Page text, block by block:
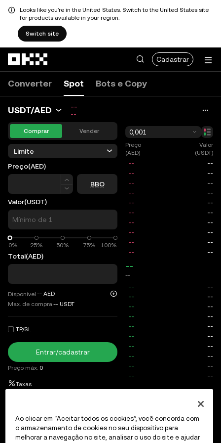
Looks like you're in the United States. Switch to the United States site
for products available in your region.
Switch site
Cadastrar
Converter Spot Bots e Copy
USDT/AED --
--
Comprar Vender
Limite
Preço(AED)
Preço
BBO
Valor(USDT)
0% 25% 50% 75% 100%
0%
Total(AED)
Disponível -- AED
Max. de compra-- USDT
TP/SL
Entrar/cadastrar
Preço máx. 0
Taxas
0,001
Preço
(AED)
Valor
(USDT)
--
--
Ao clicar em “Aceitar todos os cookies”, você concorda com
o armazenamento de cookies no seu dispositivo para
melhorar a navegação no site, analisar o uso do site e ajudar